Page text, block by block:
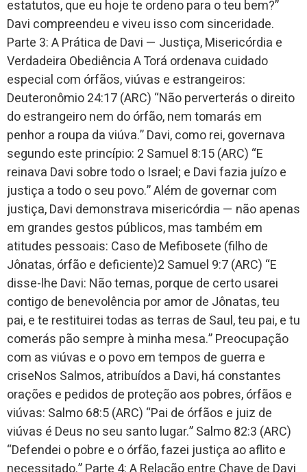
estatutos, que eu hoje te ordeno para o teu bem?”
Davi compreendeu e viveu isso com sinceridade.
Parte 3: A Prática de Davi — Justiça, Misericórdia e
Verdadeira Obediência A Torá ordenava cuidado
especial com órfãos, viúvas e estrangeiros:
Deuteronômio 24:17 (ARC) “Não perverterás o direito
do estrangeiro nem do órfão, nem tomarás em
penhor a roupa da viúva.” Davi, como rei, governava
segundo este princípio: 2 Samuel 8:15 (ARC) “E
reinava Davi sobre todo o Israel; e Davi fazia juízo e
justiça a todo o seu povo.” Além de governar com
justiça, Davi demonstrava misericórdia — não apenas
em grandes gestos públicos, mas também em
atitudes pessoais: Caso de Mefibosete (filho de
Jônatas, órfão e deficiente)2 Samuel 9:7 (ARC) “E
disse-lhe Davi: Não temas, porque de certo usarei
contigo de benevolência por amor de Jônatas, teu
pai, e te restituirei todas as terras de Saul, teu pai, e tu
comerás pão sempre à minha mesa.” Preocupação
com as viúvas e o povo em tempos de guerra e
criseNos Salmos, atribuídos a Davi, há constantes
orações e pedidos de proteção aos pobres, órfãos e
viúvas: Salmo 68:5 (ARC) “Pai de órfãos e juiz de
viúvas é Deus no seu santo lugar.” Salmo 82:3 (ARC)
“Defendei o pobre e o órfão, fazei justiça ao aflito e